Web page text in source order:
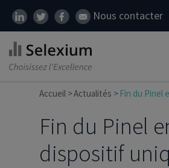
Nous contacter
Accueil Actualités Fin du Pinel
Fin du Pinel
dispositif